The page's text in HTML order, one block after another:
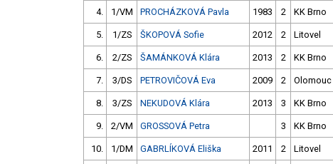
4. 1/VM PROCHÁZKOVÁ Pavla 1983 2 KK Brno
5. 1/ZS ŠKOPOVÁ Sofie 2012 2 Litovel
6. 2/ZS ŠAMÁNKOVÁ Klára 2013 2 KK Brno
7. 3/DS PETROVIČOVÁ Eva 2009 2 Olomouc
8. 3/ZS NEKUDOVÁ Klára 2013 3 KK Brno
9. 2/VM GROSSOVÁ Petra 3 KK Brno
10. 1/DM GABRLÍKOVÁ Eliška 2011 2 Litovel